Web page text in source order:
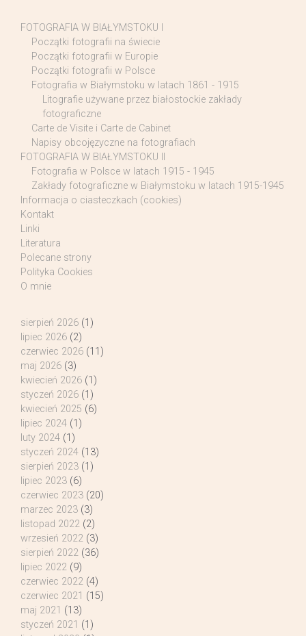
FOTOGRAFIA W BIAŁYMSTOKU I
Początki fotografii na świecie
Początki fotografii w Europie
Początki fotografii w Polsce
Fotografia w Białymstoku w latach 1861 - 1915
Litografie używane przez białostockie zakłady
fotograficzne
Carte de Visite i Carte de Cabinet
Napisy obcojęzyczne na fotografiach
FOTOGRAFIA W BIAŁYMSTOKU II
Fotografia w Polsce w latach 1915 - 1945
Zakłady fotograficzne w Białymstoku w latach 1915-1945
Informacja o ciasteczkach (cookies)
Kontakt
Linki
Literatura
Polecane strony
Polityka Cookies
O mnie
sierpień 2026 (1)
lipiec 2026 (2)
czerwiec 2026 (11)
maj 2026 (3)
kwiecień 2026 (1)
styczeń 2026 (1)
kwiecień 2025 (6)
lipiec 2024 (1)
luty 2024 (1)
styczeń 2024 (13)
sierpień 2023 (1)
lipiec 2023 (6)
czerwiec 2023 (20)
marzec 2023 (3)
listopad 2022 (2)
wrzesień 2022 (3)
sierpień 2022 (36)
lipiec 2022 (9)
czerwiec 2022 (4)
czerwiec 2021 (15)
maj 2021 (13)
styczeń 2021 (1)